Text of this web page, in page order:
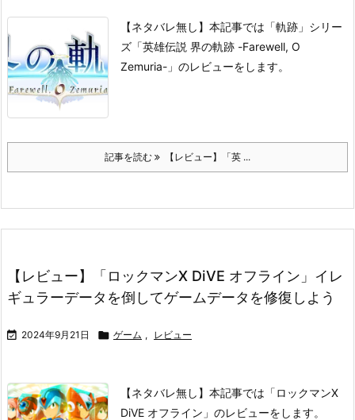
【ネタバレ無し】本記事では「軌跡」シリー
ズ「英雄伝説 界の軌跡 -Farewell, O
Zemuria-」のレビューをします。
記事を読む 【レビュー】「英 ...
【レビュー】「ロックマンX DiVE オフライン」イレ
ギュラーデータを倒してゲームデータを修復しよう
 2024年9月21日  ゲーム , レビュー
【ネタバレ無し】本記事では「ロックマンX
DiVE オフライン」のレビューをします。